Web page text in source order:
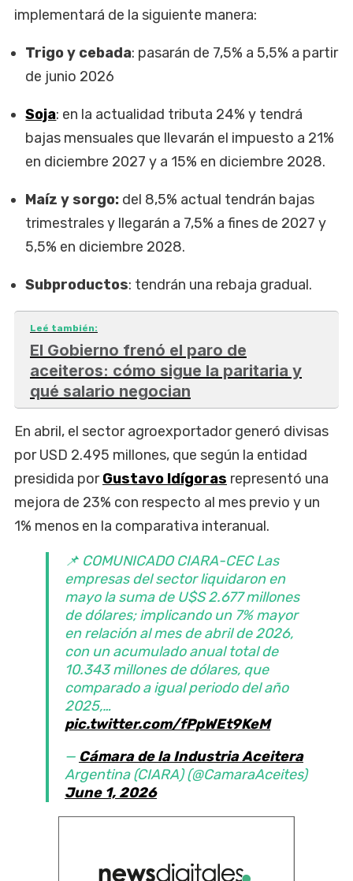
implementará de la siguiente manera:
Trigo y cebada: pasarán de 7,5% a 5,5% a partir
de junio 2026
Soja: en la actualidad tributa 24% y tendrá
bajas mensuales que llevarán el impuesto a 21%
en diciembre 2027 y a 15% en diciembre 2028.
Maíz y sorgo: del 8,5% actual tendrán bajas
trimestrales y llegarán a 7,5% a fines de 2027 y
5,5% en diciembre 2028.
Subproductos: tendrán una rebaja gradual.
Leé también:
El Gobierno frenó el paro de
aceiteros: cómo sigue la paritaria y
qué salario negocian
En abril, el sector agroexportador generó divisas
por USD 2.495 millones, que según la entidad
presidida porGustavo Idígoras representó una
mejora de 23% con respecto al mes previo y un
1% menos en la comparativa interanual.
📌 COMUNICADO CIARA-CEC Las
empresas del sector liquidaron en
mayo la suma de U$S 2.677 millones
de dólares; implicando un 7% mayor
en relación al mes de abril de 2026,
con un acumulado anual total de
10.343 millones de dólares, que
comparado a igual periodo del año
2025,…
pic.twitter.com/fPpWEt9KeM
— Cámara de la Industria Aceitera
Argentina (CIARA) (@CamaraAceites)
June 1, 2026